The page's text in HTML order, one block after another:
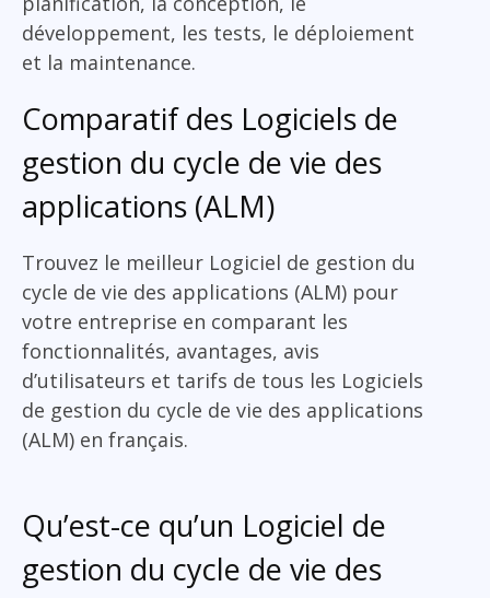
développement, les tests, le déploiement
et la maintenance.
Comparatif des Logiciels de
gestion du cycle de vie des
applications (ALM)
Trouvez le meilleur Logiciel de gestion du
cycle de vie des applications (ALM) pour
votre entreprise en comparant les
fonctionnalités, avantages, avis
d’utilisateurs et tarifs de tous les Logiciels
de gestion du cycle de vie des applications
(ALM) en français.
Qu’est-ce qu’un Logiciel de
gestion du cycle de vie des